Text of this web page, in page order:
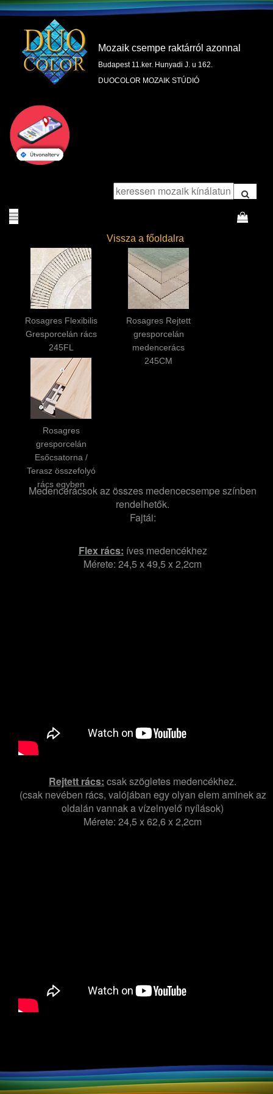
Mozaik csempe raktárról azonnal
Budapest 11.ker. Hunyadi J. u 162.
DUOCOLOR MOZAIK STÚDIÓ
Vissza a főoldalra
Rosagres Flexibilis
Gresporcelán rács
245FL
Rosagres Rejtett
gresporcelán
medencerács
245CM
Rosagres
gresporcelán
Esőcsatorna /
Terasz összefolyó
rács egyben
Medencerácsok az összes medencecsempe színben
rendelhetők.
Fajtái:
Flex rács: íves medencékhez
Mérete: 24,5 x 49,5 x 2,2cm
Rejtett rács: csak szögletes medencékhez.
(csak nevében rács, valójában egy olyan elem aminek az
oldalán vannak a vízelnyelő nyílások)
Mérete: 24,5 x 62,6 x 2,2cm